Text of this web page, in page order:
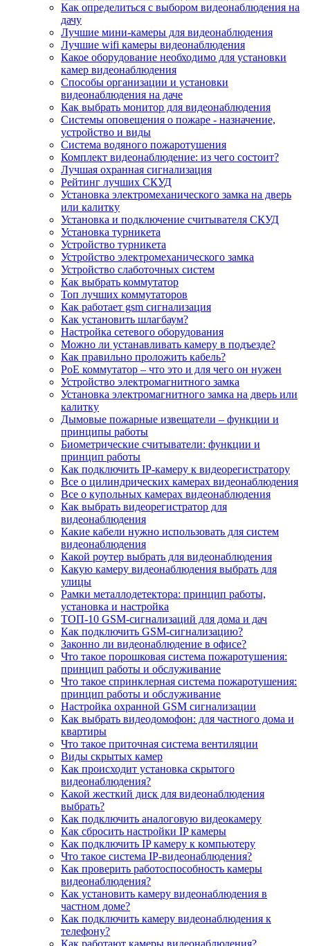
Как определиться с выбором видеонаблюдения на
дачу
Лучшие мини-камеры для видеонаблюдения
Лучшие wifi камеры видеонаблюдения
Какое оборудование необходимо для установки
камер видеонаблюдения
Способы организации и установки
видеонаблюдения на даче
Как выбрать монитор для видеонаблюдения
Системы оповещения о пожаре - назначение,
устройство и виды
Система водяного пожаротушения
Комплект видеонаблюдение: из чего состоит?
Лучшая охранная сигнализация
Рейтинг лучших СКУД
Установка электромеханического замка на дверь
или калитку
Установка и подключение считывателя СКУД
Установка турникета
Устройство турникета
Устройство электромеханического замка
Устройство слаботочных систем
Как выбрать коммутатор
Топ лучших коммутаторов
Как работает gsm сигнализация
Как установить шлагбаум?
Настройка сетевого оборудования
Можно ли устанавливать камеру в подъезде?
Как правильно проложить кабель?
PoE коммутатор – что это и для чего он нужен
Устройство электромагнитного замка
Установка электромагнитного замка на дверь или
калитку
Дымовые пожарные извещатели – функции и
принципы работы
Биометрические считыватели: функции и
принцип работы
Как подключить IP-камеру к видеорегистратору
Все о цилиндрических камерах видеонаблюдения
Все о купольных камерах видеонаблюдения
Как выбрать видеорегистратор для
видеонаблюдения
Какие кабели нужно использовать для систем
видеонаблюдения
Какой роутер выбрать для видеонаблюдения
Какую камеру видеонаблюдения выбрать для
улицы
Рамки металлодетектора: принцип работы,
установка и настройка
ТОП-10 GSM-сигнализаций для дома и дач
Как подключить GSM-сигнализацию?
Законно ли видеонаблюдение в офисе?
Что такое порошковая система пожаротушения:
принцип работы и обслуживание
Что такое спринклерная система пожаротушения:
принцип работы и обслуживание
Настройка охранной GSM сигнализации
Как выбрать видеодомофон: для частного дома и
квартиры
Что такое приточная система вентиляции
Виды скрытых камер
Как происходит установка скрытого
видеонаблюдения?
Какой жесткий диск для видеонаблюдения
выбрать?
Как подключить аналоговую видеокамеру
Как сбросить настройки IP камеры
Как подключить IP камеру к компьютеру
Что такое система IP-видеонаблюдения?
Как проверить работоспособность камеры
видеонаблюдения?
Как установить камеру видеонаблюдения в
частном доме?
Как подключить камеру видеонаблюдения к
телефону?
Как работают камеры видеонаблюдения?